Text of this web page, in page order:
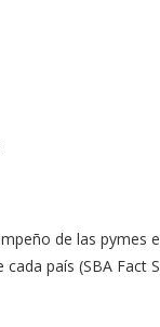
de las pymes
país (SBA Fact